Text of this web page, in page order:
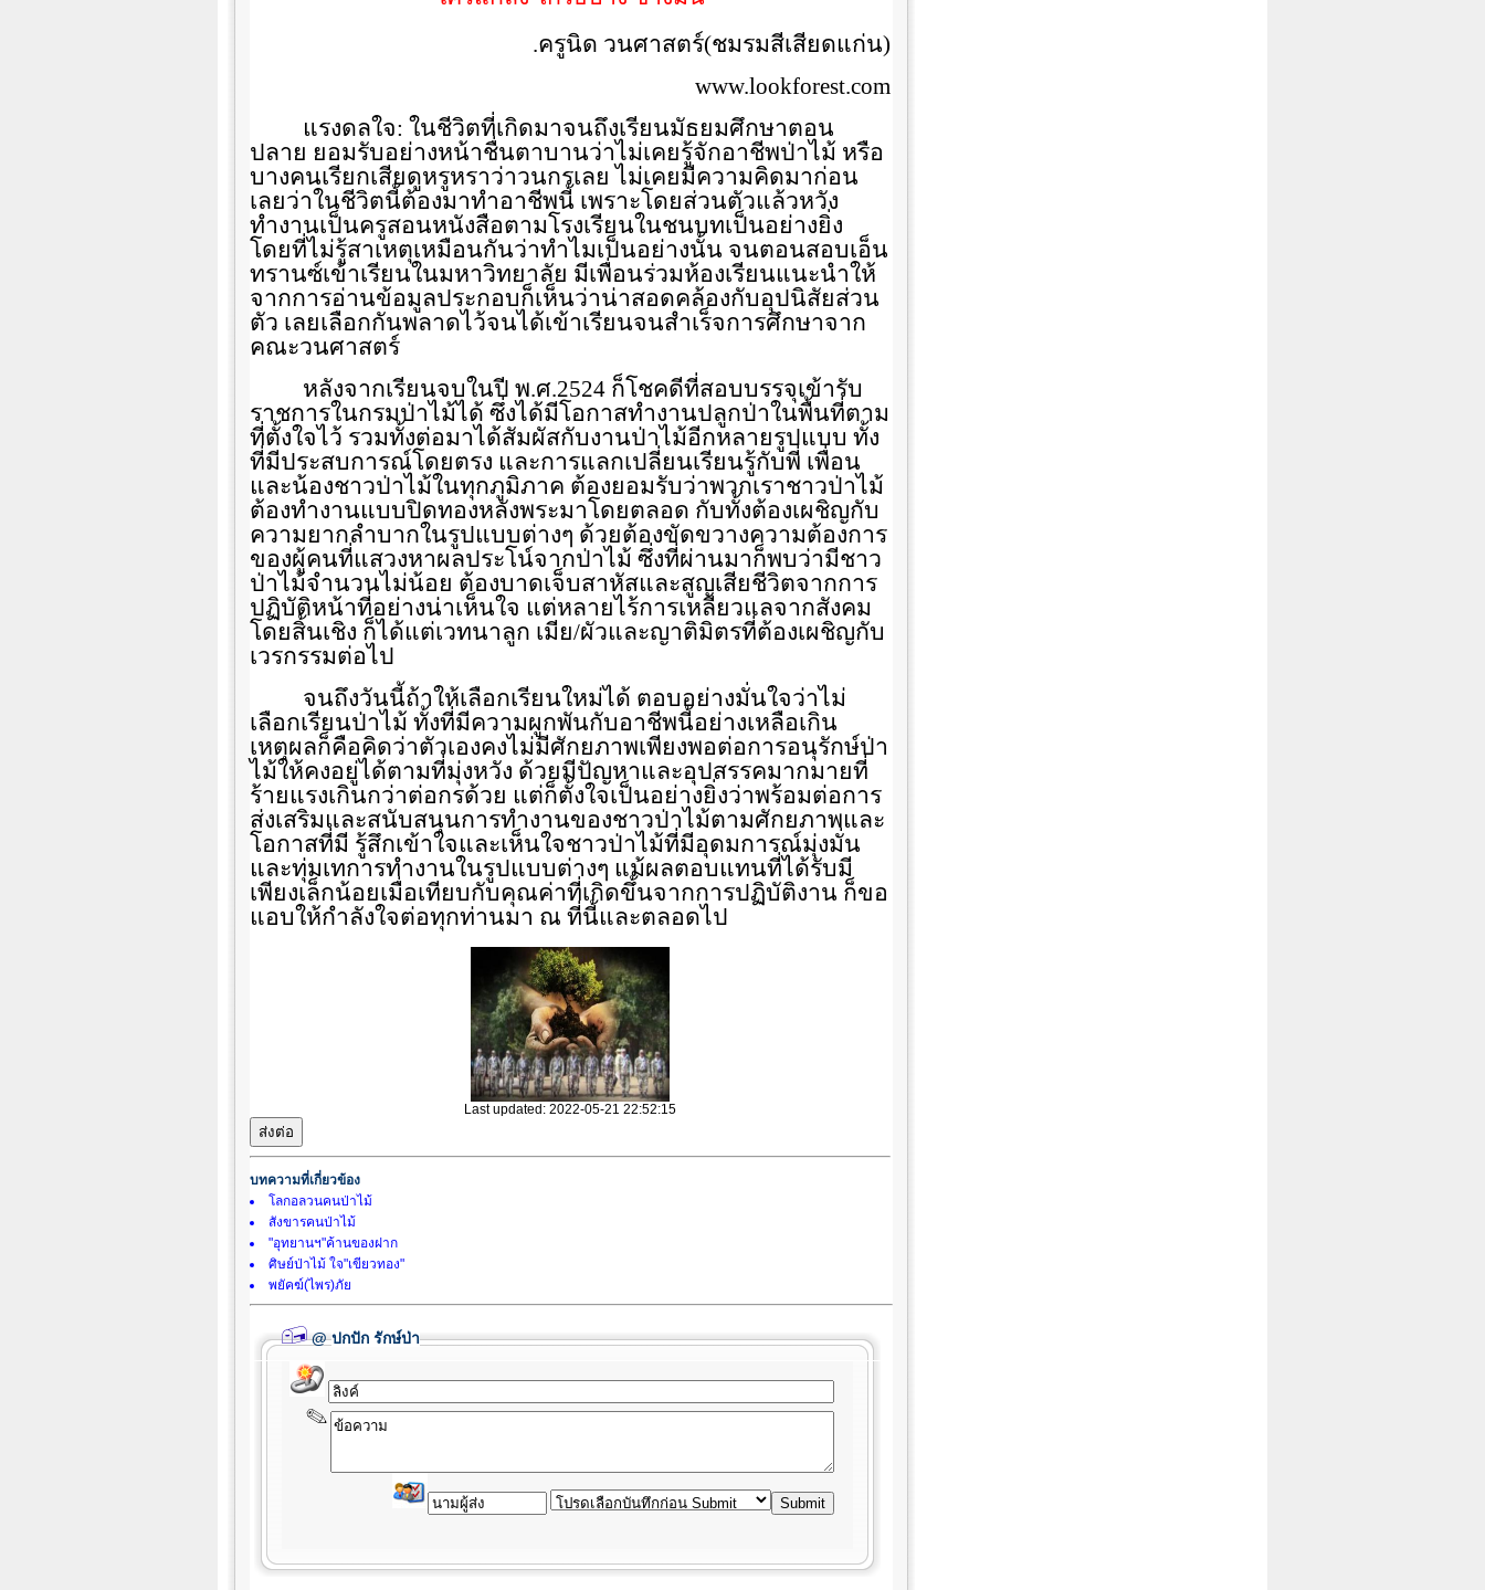
.ครูนิด วนศาสตร์(ชมรมสีเสียดแก่น)
www.lookforest.com
แรงดลใจ: ในชีวิตที่เกิดมาจนถึงเรียนมัธยมศึกษาตอน
ปลาย ยอมรับอย่างหน้าชื่นตาบานว่าไม่เคยรู้จักอาชีพป่าไม้ หรือ
บางคนเรียกเสียดูหรูหราว่าวนกรเลย ไม่เคยมีความคิดมาก่อน
เลยว่าในชีวิตนี้ต้องมาทำอาชีพนี้ เพราะโดยส่วนตัวแล้วหวัง
ทำงานเป็นครูสอนหนังสือตามโรงเรียนในชนบทเป็นอย่างยิ่ง
โดยที่ไม่รู้สาเหตุเหมือนกันว่าทำไมเป็นอย่างนั้น จนตอนสอบเอ็น
ทรานซ์เข้าเรียนในมหาวิทยาลัย มีเพื่อนร่วมห้องเรียนแนะนำให้
จากการอ่านข้อมูลประกอบก็เห็นว่าน่าสอดคล้องกับอุปนิสัยส่วน
ตัว เลยเลือกกันพลาดไว้จนได้เข้าเรียนจนสำเร็จการศึกษาจาก
คณะวนศาสตร์
หลังจากเรียนจบในปี พ.ศ.2524 ก็โชคดีที่สอบบรรจุเข้ารับ
ราชการในกรมป่าไม้ได้ ซึ่งได้มีโอกาสทำงานปลูกป่าในพื้นที่ตาม
ที่ตั้งใจไว้ รวมทั้งต่อมาได้สัมผัสกับงานป่าไม้อีกหลายรูปแบบ ทั้ง
ที่มีประสบการณ์โดยตรง และการแลกเปลี่ยนเรียนรู้กับพี่ เพื่อน
และน้องชาวป่าไม้ในทุกภูมิภาค ต้องยอมรับว่าพวกเราชาวป่าไม้
ต้องทำงานแบบปิดทองหลังพระมาโดยตลอด กับทั้งต้องเผชิญกับ
ความยากลำบากในรูปแบบต่างๆ ด้วยต้องขัดขวางความต้องการ
ของผู้คนที่แสวงหาผลประโน์จากป่าไม้ ซึ่งที่ผ่านมาก็พบว่ามีชาว
ป่าไม้จำนวนไม่น้อย ต้องบาดเจ็บสาหัสและสูญเสียชีวิตจากการ
ปฏิบัติหน้าที่อย่างน่าเห็นใจ แต่หลายไร้การเหลียวแลจากสังคม
โดยสิ้นเชิง ก็ได้แต่เวทนาลูก เมีย/ผัวและญาติมิตรที่ต้องเผชิญกับ
เวรกรรมต่อไป
จนถึงวันนี้ถ้าให้เลือกเรียนใหม่ได้ ตอบอย่างมั่นใจว่าไม่
เลือกเรียนป่าไม้ ทั้งที่มีความผูกพันกับอาชีพนี้อย่างเหลือเกิน
เหตุผลก็คือคิดว่าตัวเองคงไม่มีศักยภาพเพียงพอต่อการอนุรักษ์ป่า
ไม้ให้คงอยู่ได้ตามที่มุ่งหวัง ด้วยมีปัญหาและอุปสรรคมากมายที่
ร้ายแรงเกินกว่าต่อกรด้วย แต่ก็ตั้งใจเป็นอย่างยิ่งว่าพร้อมต่อการ
ส่งเสริมและสนับสนุนการทำงานของชาวป่าไม้ตามศักยภาพและ
โอกาสที่มี รู้สึกเข้าใจและเห็นใจชาวป่าไม้ที่มีอุดมการณ์มุ่งมั่น
และทุ่มเทการทำงานในรูปแบบต่างๆ แม้ผลตอบแทนที่ได้รับมี
เพียงเล็กน้อยเมื่อเทียบกับคุณค่าที่เกิดขึ้นจากการปฏิบัติงาน ก็ขอ
แอบให้กำลังใจต่อทุกท่านมา ณ ที่นี้และตลอดไป
Last updated: 2022-05-21 22:52:15
บทความที่เกี่ยวข้อง
โลกอลวนคนป่าไม้
สังขารคนป่าไม้
"อุทยานฯ"ค้านของฝาก
ศิษย์ป่าไม้ ใจ"เขียวทอง"
พยัคฆ์(ไพร)ภัย
@ปกปัก รักษ์ป่า